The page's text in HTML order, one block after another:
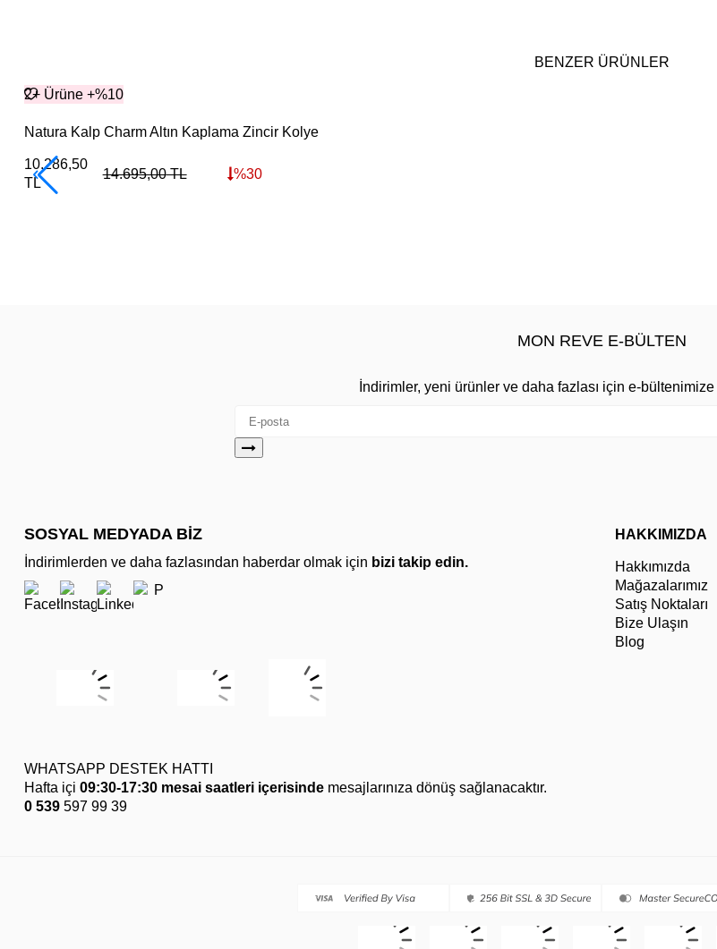
BENZER ÜRÜNLER
2+ Ürüne +%10
Natura Kalp Charm Altın Kaplama Zincir Kolye
10.286,50
TL
14.695,00TL %30
MON REVE E-BÜLTEN
İndirimler, yeni ürünler ve daha fazlası için e-bültenimize
SOSYAL MEDYADA BİZ
İndirimlerden ve daha fazlasından haberdar olmak için bizi takip edin.
WHATSAPP DESTEK HATTI
Hafta içi 09:30-17:30 mesai saatleri içerisinde mesajlarınıza dönüş sağlanacaktır.
0 539 597 99 39
HAKKIMIZDA
Hakkımızda
Mağazalarımız
Satış Noktaları
Bize Ulaşın
Blog